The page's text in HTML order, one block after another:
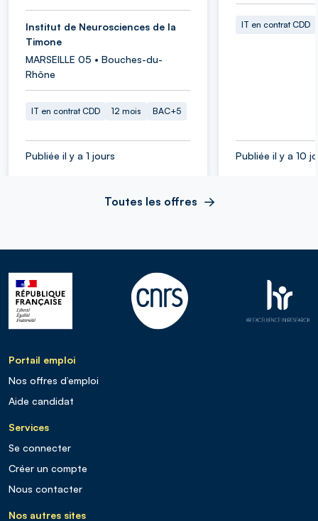
Institut de Neurosciences de la
Timone
MARSEILLE 05 • Bouches-du-
Rhône
IT en contrat CDD 12 mois BAC+5
Publiée il y a 1 jours
IT en contrat CDD
Publiée il y a 10
Toutes les offres
Portail emploi
Nos offres d’emploi
Aide candidat
Services
Se connecter
Créer un compte
Nous contacter
Nos autres sites